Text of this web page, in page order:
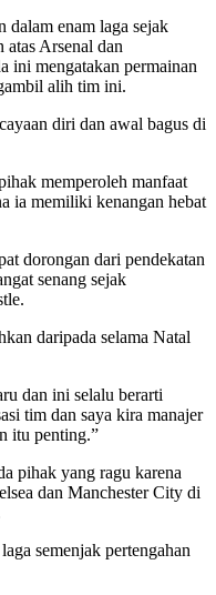
dalam enam laga sejak
atas Arsenal dan
ini mengatakan permainan
alih tim ini.
diri dan awal bagus di
memperoleh manfaat
ia memiliki kenangan hebat
dorongan dari pendekatan
senang sejak
daripada selama Natal
dan ini selalu berarti
tim dan saya kira manajer
itu penting.”
pihak yang ragu karena
dan Manchester City di
semenjak pertengahan